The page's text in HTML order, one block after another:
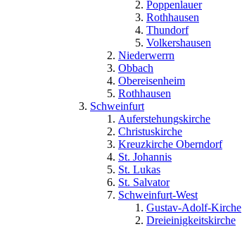
Poppenlauer
Rothhausen
Thundorf
Volkershausen
Niederwerrn
Obbach
Obereisenheim
Rothhausen
Schweinfurt
Auferstehungskirche
Christuskirche
Kreuzkirche Oberndorf
St. Johannis
St. Lukas
St. Salvator
Schweinfurt-West
Gustav-Adolf-Kirche
Dreieinigkeitskirche